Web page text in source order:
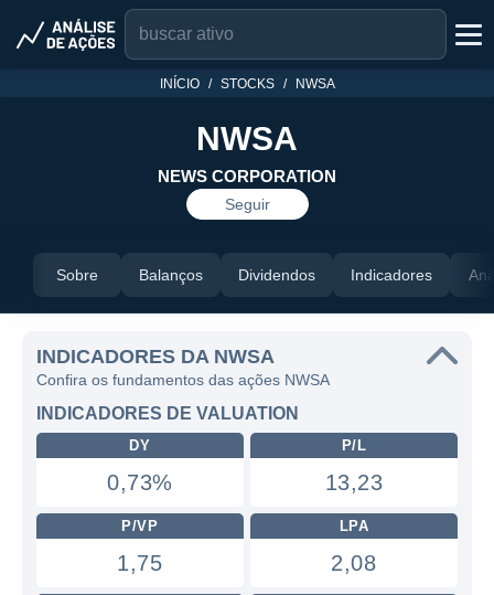
INÍCIO STOCKS NWSA
NWSA
NEWS CORPORATION
Seguir
Sobre Balanços Dividendos Indicadores
INDICADORES DA NWSA
Confira os fundamentos das ações NWSA
INDICADORES DE VALUATION
DY
0,73%
P/L
13,23
P/VP
1,75
LPA
2,08